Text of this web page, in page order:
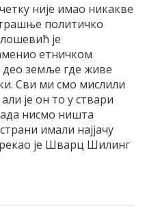
није имао никакве
политичко
је
етничком
део земље где живе
Сви ми смо мислили
је он то у ствари
нисмо ништа
имали најјачу
је Шварц Шилинг